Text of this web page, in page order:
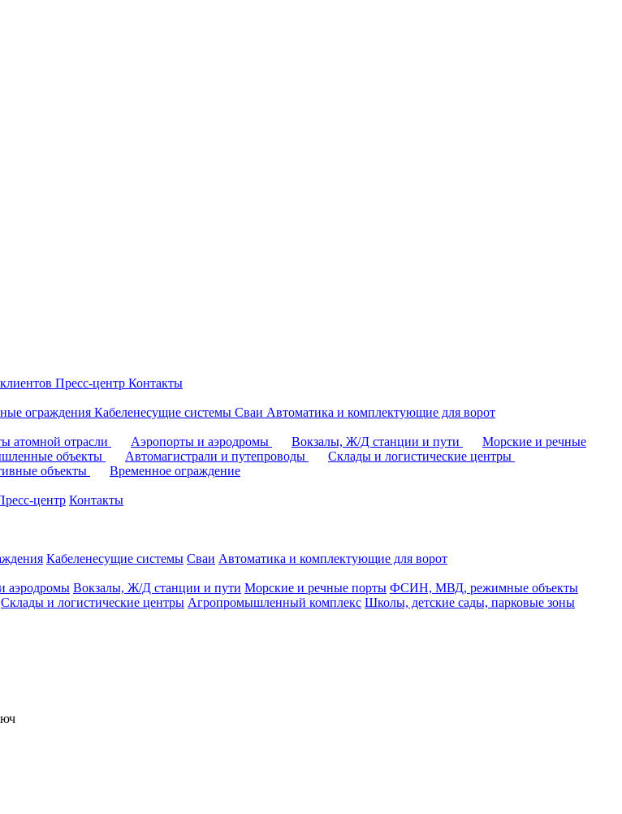
Пресс-центр Контакты
ограждения Кабеленесущие системы Cваи Автоматика и комплектующие для ворот
атомной отрасли Аэропорты и аэродромы Вокзалы, Ж/Д станции и пути
Морские и речные
объекты Автомагистрали и путепроводы
Склады и логистические центры
объекты
Временное ограждение
центр Контакты
Кабеленесущие системы Cваи Автоматика и комплектующие для ворот
аэродромы Вокзалы, Ж/Д станции и пути Морские и речные порты ФСИН, МВД, режимные объекты
Склады и логистические центры Агропромышленный комплекс Школы, детские сады, парковые зоны